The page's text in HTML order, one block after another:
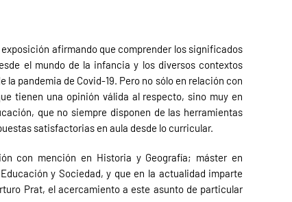
afirmando que comprender los significados
el mundo de la infancia y los diversos contextos
pandemia de Covid-19. Pero no sólo en relación con
tienen una opinión válida al respecto, sino muy en
que no siempre disponen de las herramientas
satisfactorias en aula desde lo curricular.
con mención en Historia y Geografía; máster en
y Sociedad, y que en la actualidad imparte
Prat, el acercamiento a este asunto de particular